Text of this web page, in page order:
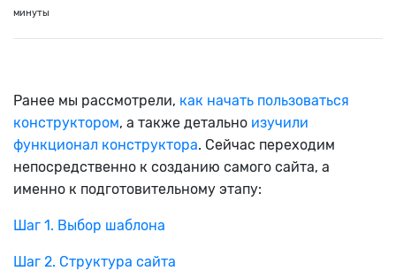
минуты
Ранее мы рассмотрели, как начать пользоваться
конструктором, а также детально изучили
функционал конструктора. Сейчас переходим
непосредственно к созданию самого сайта, а
именно к подготовительному этапу:
Шаг 1. Выбор шаблона
Шаг 2. Структура сайта